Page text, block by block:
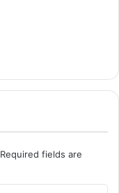
Required fields are